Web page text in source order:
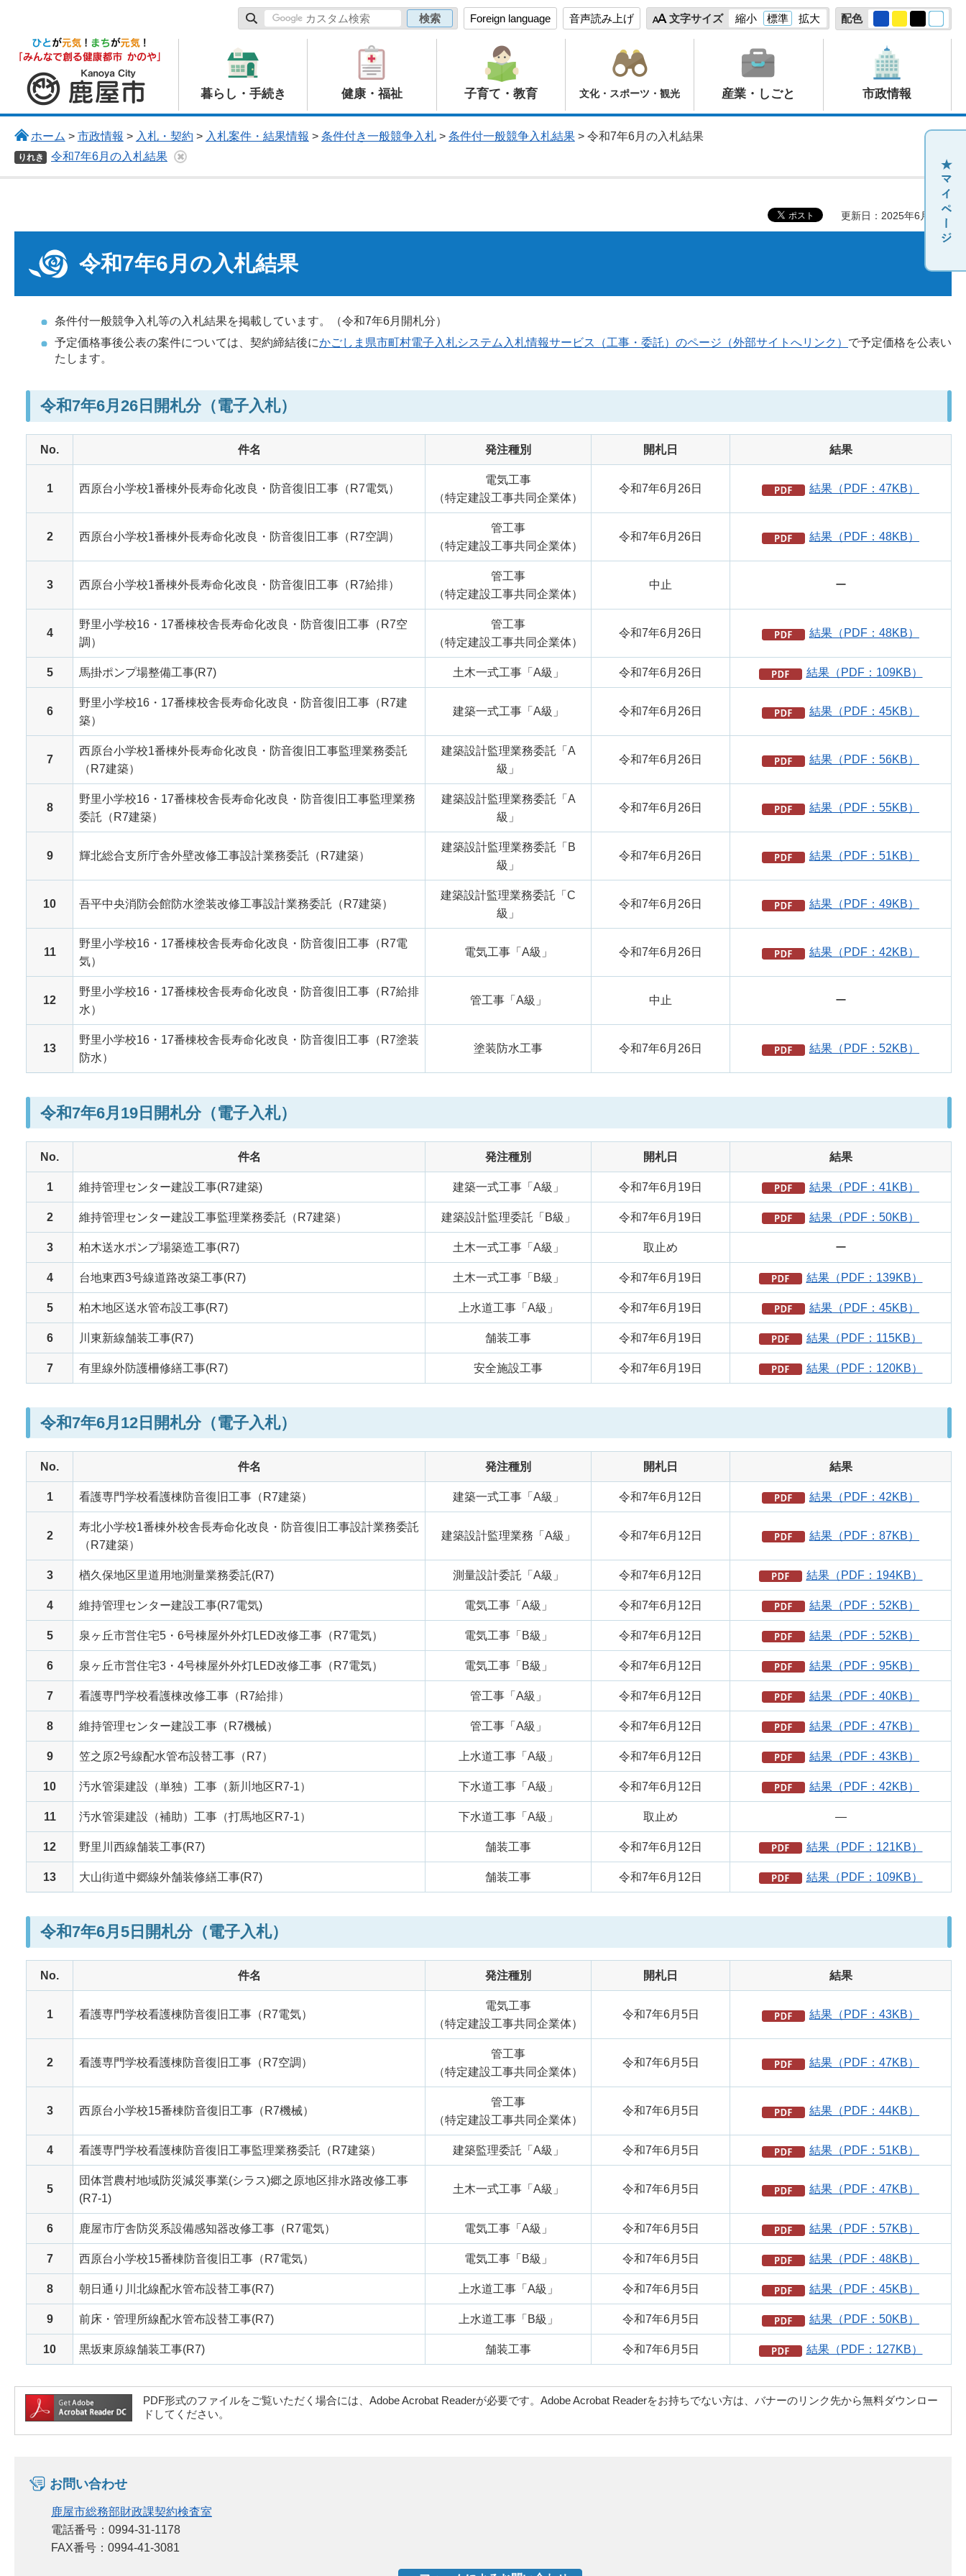
Foreign language 音声読み上げ 文字サイズ 縮小 標準 拡大 配色
鹿屋市
暮らし・手続き 健康・福祉 子育て・教育 文化・スポーツ・観光 産業・しごと 市政情報
ホーム > 市政情報 > 入札・契約 > 入札案件・結果情報 > 条件付き一般競争入札> 条件付一般競争入札結果> 令和7年6月の入札結果
りれき 令和7年6月の入札結果
更新日：2025年6月27日
令和7年6月の入札結果
条件付一般競争入札等の入札結果を掲載しています。（令和7年6月開札分）
予定価格事後公表の案件については、契約締結後にかごしま県市町村電子入札システム入札情報サービス（工事・委託）のページ（外部サイトへリンク） で予定価格を公表い
たします。
令和7年6月26日開札分（電子入札）
No. 件名 発注種別 開札日 結果
1 西原台小学校1番棟外長寿命化改良・防音復旧工事（R7電気）
電気工事
（特定建設工事共同企業体）
令和7年6月26日 結果（PDF：47KB）
2 西原台小学校1番棟外長寿命化改良・防音復旧工事（R7空調）
管工事
（特定建設工事共同企業体）
令和7年6月26日 結果（PDF：48KB）
3 西原台小学校1番棟外長寿命化改良・防音復旧工事（R7給排）
管工事
（特定建設工事共同企業体）
中止 ー
4
野里小学校16・17番棟校舎長寿命化改良・防音復旧工事（R7空
調）
管工事
（特定建設工事共同企業体）
令和7年6月26日 結果（PDF：48KB）
5 馬掛ポンプ場整備工事(R7) 土木一式工事「A級」 令和7年6月26日 結果（PDF：109KB）
6
野里小学校16・17番棟校舎長寿命化改良・防音復旧工事（R7建
築）
建築一式工事「A級」 令和7年6月26日 結果（PDF：45KB）
7
西原台小学校1番棟外長寿命化改良・防音復旧工事監理業務委託
（R7建築）
建築設計監理業務委託「A
級」
令和7年6月26日 結果（PDF：56KB）
8
野里小学校16・17番棟校舎長寿命化改良・防音復旧工事監理業務
委託（R7建築）
建築設計監理業務委託「A
級」
令和7年6月26日 結果（PDF：55KB）
9 輝北総合支所庁舎外壁改修工事設計業務委託（R7建築）
建築設計監理業務委託「B
級」
令和7年6月26日 結果（PDF：51KB）
10 吾平中央消防会館防水塗装改修工事設計業務委託（R7建築）
建築設計監理業務委託「C
級」
令和7年6月26日 結果（PDF：49KB）
11
野里小学校16・17番棟校舎長寿命化改良・防音復旧工事（R7電
気）
電気工事「A級」 令和7年6月26日 結果（PDF：42KB）
12
野里小学校16・17番棟校舎長寿命化改良・防音復旧工事（R7給排
水）
管工事「A級」 中止 ー
13
野里小学校16・17番棟校舎長寿命化改良・防音復旧工事（R7塗装
防水）
塗装防水工事 令和7年6月26日 結果（PDF：52KB）
令和7年6月19日開札分（電子入札）
No. 件名 発注種別 開札日 結果
1 維持管理センター建設工事(R7建築) 建築一式工事「A級」 令和7年6月19日 結果（PDF：41KB）
2 維持管理センター建設工事監理業務委託（R7建築） 建築設計監理委託「B級」 令和7年6月19日 結果（PDF：50KB）
3 柏木送水ポンプ場築造工事(R7) 土木一式工事「A級」 取止め ー
4 台地東西3号線道路改築工事(R7) 土木一式工事「B級」 令和7年6月19日 結果（PDF：139KB）
5 柏木地区送水管布設工事(R7) 上水道工事「A級」 令和7年6月19日 結果（PDF：45KB）
6 川東新線舗装工事(R7) 舗装工事 令和7年6月19日 結果（PDF：115KB）
7 有里線外防護柵修繕工事(R7) 安全施設工事 令和7年6月19日 結果（PDF：120KB）
令和7年6月12日開札分（電子入札）
No. 件名 発注種別 開札日 結果
1 看護専門学校看護棟防音復旧工事（R7建築） 建築一式工事「A級」 令和7年6月12日 結果（PDF：42KB）
2
寿北小学校1番棟外校舎長寿命化改良・防音復旧工事設計業務委託
（R7建築）
建築設計監理業務「A級」 令和7年6月12日 結果（PDF：87KB）
3 楢久保地区里道用地測量業務委託(R7) 測量設計委託「A級」 令和7年6月12日 結果（PDF：194KB）
4 維持管理センター建設工事(R7電気) 電気工事「A級」 令和7年6月12日 結果（PDF：52KB）
5 泉ヶ丘市営住宅5・6号棟屋外外灯LED改修工事（R7電気） 電気工事「B級」 令和7年6月12日 結果（PDF：52KB）
6 泉ヶ丘市営住宅3・4号棟屋外外灯LED改修工事（R7電気） 電気工事「B級」 令和7年6月12日 結果（PDF：95KB）
7 看護専門学校看護棟改修工事（R7給排） 管工事「A級」 令和7年6月12日 結果（PDF：40KB）
8 維持管理センター建設工事（R7機械） 管工事「A級」 令和7年6月12日 結果（PDF：47KB）
9 笠之原2号線配水管布設替工事（R7） 上水道工事「A級」 令和7年6月12日 結果（PDF：43KB）
10 汚水管渠建設（単独）工事（新川地区R7-1） 下水道工事「A級」 令和7年6月12日 結果（PDF：42KB）
11 汚水管渠建設（補助）工事（打馬地区R7-1） 下水道工事「A級」 取止め ―
12 野里川西線舗装工事(R7) 舗装工事 令和7年6月12日 結果（PDF：121KB）
13 大山街道中郷線外舗装修繕工事(R7) 舗装工事 令和7年6月12日 結果（PDF：109KB）
令和7年6月5日開札分（電子入札）
No. 件名 発注種別 開札日 結果
1 看護専門学校看護棟防音復旧工事（R7電気）
電気工事
（特定建設工事共同企業体）
令和7年6月5日 結果（PDF：43KB）
2 看護専門学校看護棟防音復旧工事（R7空調）
管工事
（特定建設工事共同企業体）
令和7年6月5日 結果（PDF：47KB）
3 西原台小学校15番棟防音復旧工事（R7機械）
管工事
（特定建設工事共同企業体）
令和7年6月5日 結果（PDF：44KB）
4 看護専門学校看護棟防音復旧工事監理業務委託（R7建築） 建築監理委託「A級」 令和7年6月5日 結果（PDF：51KB）
5
団体営農村地域防災減災事業(シラス)郷之原地区排水路改修工事
(R7-1)
土木一式工事「A級」 令和7年6月5日 結果（PDF：47KB）
6 鹿屋市庁舎防災系設備感知器改修工事（R7電気） 電気工事「A級」 令和7年6月5日 結果（PDF：57KB）
7 西原台小学校15番棟防音復旧工事（R7電気） 電気工事「B級」 令和7年6月5日 結果（PDF：48KB）
8 朝日通り川北線配水管布設替工事(R7) 上水道工事「A級」 令和7年6月5日 結果（PDF：45KB）
9 前床・管理所線配水管布設替工事(R7) 上水道工事「B級」 令和7年6月5日 結果（PDF：50KB）
10 黒坂東原線舗装工事(R7) 舗装工事 令和7年6月5日 結果（PDF：127KB）
PDF形式のファイルをご覧いただく場合には、Adobe Acrobat Readerが必要です。Adobe Acrobat Readerをお持ちでない方は、バナーのリンク先から無料ダウンロー
ドしてください。
お問い合わせ
鹿屋市総務部財政課契約検査室
電話番号：0994-31-1178
FAX番号：0994-41-3081